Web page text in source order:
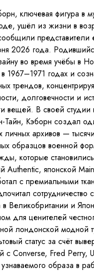
ключевая фигура в
ушёл из жизни в
представители
2026 года.
во время учёбы в
1967–1971 годах и
трендов,
долговечности и
вещей. В своей
Тайн, Кэборн создал
личных архивов —
образцов военной
которые
Authentic, японской
с премиальными
сотрудничество
в Великобритании и
для ценителей
лондонской модной
статус за счёт
с Converse, Fred Perry,
образа в